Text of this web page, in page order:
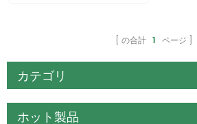
の合計 1 ページ
カテゴリ
ホット製品